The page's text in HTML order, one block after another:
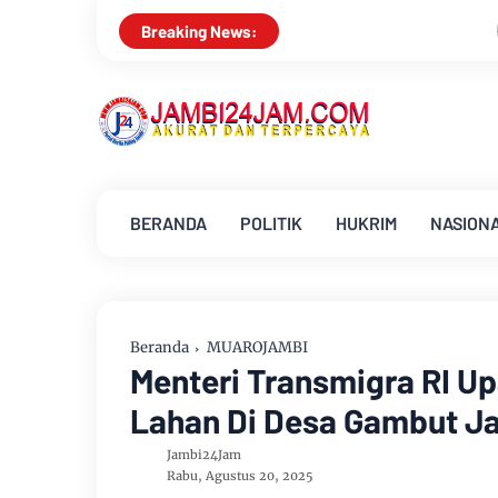
Breaking News:
Drs Sabar Siagian, Dari Jurnalis Handal
BERANDA POLITIK HUKRIM
Beranda MUAROJAMBI
Menteri Transmigra RI
Lahan Di Desa Gambut
Jambi24Jam
Rabu, Agustus 20, 2025